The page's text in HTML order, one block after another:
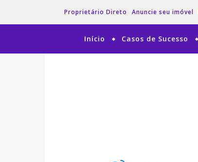
Proprietário Direto Anuncie seu imóvel
Início Casos de Sucesso